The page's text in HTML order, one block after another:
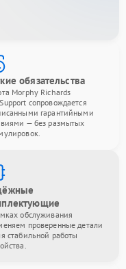
обязательства
Morphy Richards
сопровождается
гарантийными
— без размытых
обслуживания
проверенные детали
стабильной работы